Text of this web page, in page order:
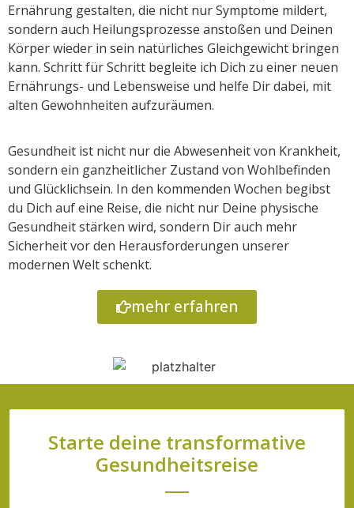
Ernährung gestalten, die nicht nur Symptome mildert,
sondern auch Heilungsprozesse anstoßen und Deinen
Körper wieder in sein natürliches Gleichgewicht bringen
kann. Schritt für Schritt begleite ich Dich zu einer neuen
Ernährungs- und Lebensweise und helfe Dir dabei, mit
alten Gewohnheiten aufzuräumen.
Gesundheit ist nicht nur die Abwesenheit von Krankheit,
sondern ein ganzheitlicher Zustand von Wohlbefinden
und Glücklichsein. In den kommenden Wochen begibst
du Dich auf eine Reise, die nicht nur Deine physische
Gesundheit stärken wird, sondern Dir auch mehr
Sicherheit vor den Herausforderungen unserer
modernen Welt schenkt.
mehr erfahren
Starte deine transformative
Gesundheitsreise